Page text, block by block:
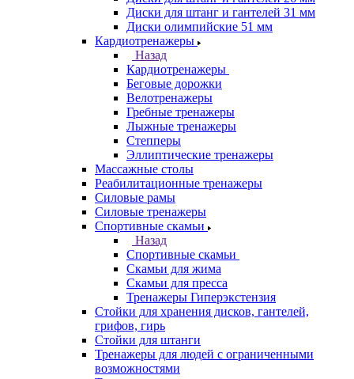
Диски для штанг и гантелей 31 мм
Диски олимпийские 51 мм
Кардиотренажеры
Назад
Кардиотренажеры
Беговые дорожки
Велотренажеры
Гребные тренажеры
Лыжные тренажеры
Степперы
Эллиптические тренажеры
Массажные столы
Реабилитационные тренажеры
Силовые рамы
Силовые тренажеры
Спортивные скамьи
Назад
Спортивные скамьи
Скамьи для жима
Скамьи для пресса
Тренажеры Гиперэкстензия
Стойки для хранения дисков, гантелей,
грифов, гирь
Стойки для штанги
Тренажеры для людей с ограниченными
возможностями